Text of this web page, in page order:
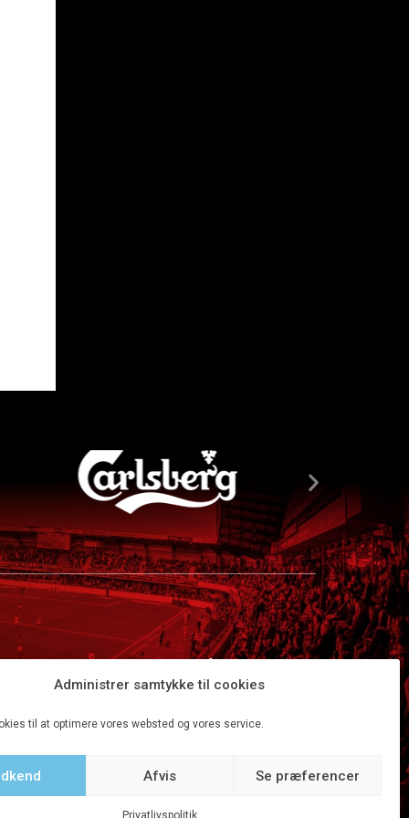
Administrer samtykke til cookies
til at optimere vores websted og vores service.
Afvis Se præferencer
Privatlivspolitik